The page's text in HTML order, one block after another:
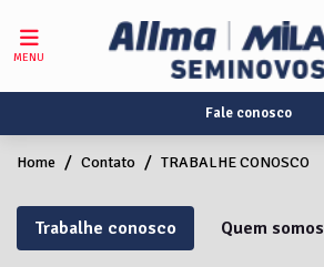
MENU
Fale conosco
Home Contato TRABALHE CONOSCO
Quem somos
Trabalhe conosco